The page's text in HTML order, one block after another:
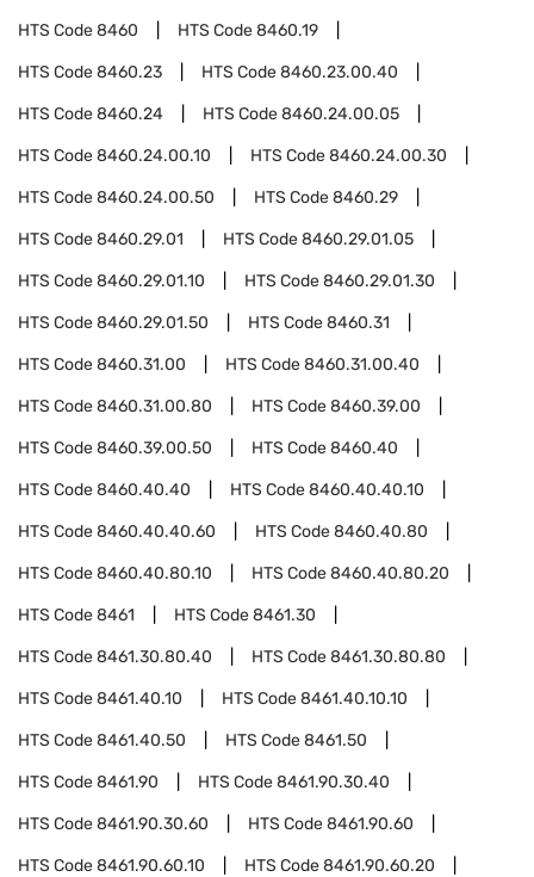
HTS Code8460 HTS Code8460.19
HTS Code8460.23 HTS Code8460.23.00.40
HTS Code8460.24 HTS Code8460.24.00.05
HTS Code8460.24.00.10 HTS Code8460.24.00.30
HTS Code8460.24.00.50 HTS Code8460.29
HTS Code8460.29.01 HTS Code8460.29.01.05
HTS Code8460.29.01.10 HTS Code8460.29.01.30
HTS Code8460.29.01.50 HTS Code8460.31
HTS Code8460.31.00 HTS Code8460.31.00.40
HTS Code8460.31.00.80 HTS Code8460.39.00
HTS Code8460.39.00.50 HTS Code8460.40
HTS Code8460.40.40 HTS Code8460.40.40.10
HTS Code8460.40.40.60 HTS Code8460.40.80
HTS Code8460.40.80.10 HTS Code8460.40.80.20
HTS Code8461 HTS Code8461.30
HTS Code8461.30.80.40 HTS Code8461.30.80.80
HTS Code8461.40.10 HTS Code8461.40.10.10
HTS Code8461.40.50 HTS Code8461.50
HTS Code8461.90 HTS Code8461.90.30.40
HTS Code8461.90.30.60 HTS Code8461.90.60
HTS Code8461.90.60.10 HTS Code8461.90.60.20